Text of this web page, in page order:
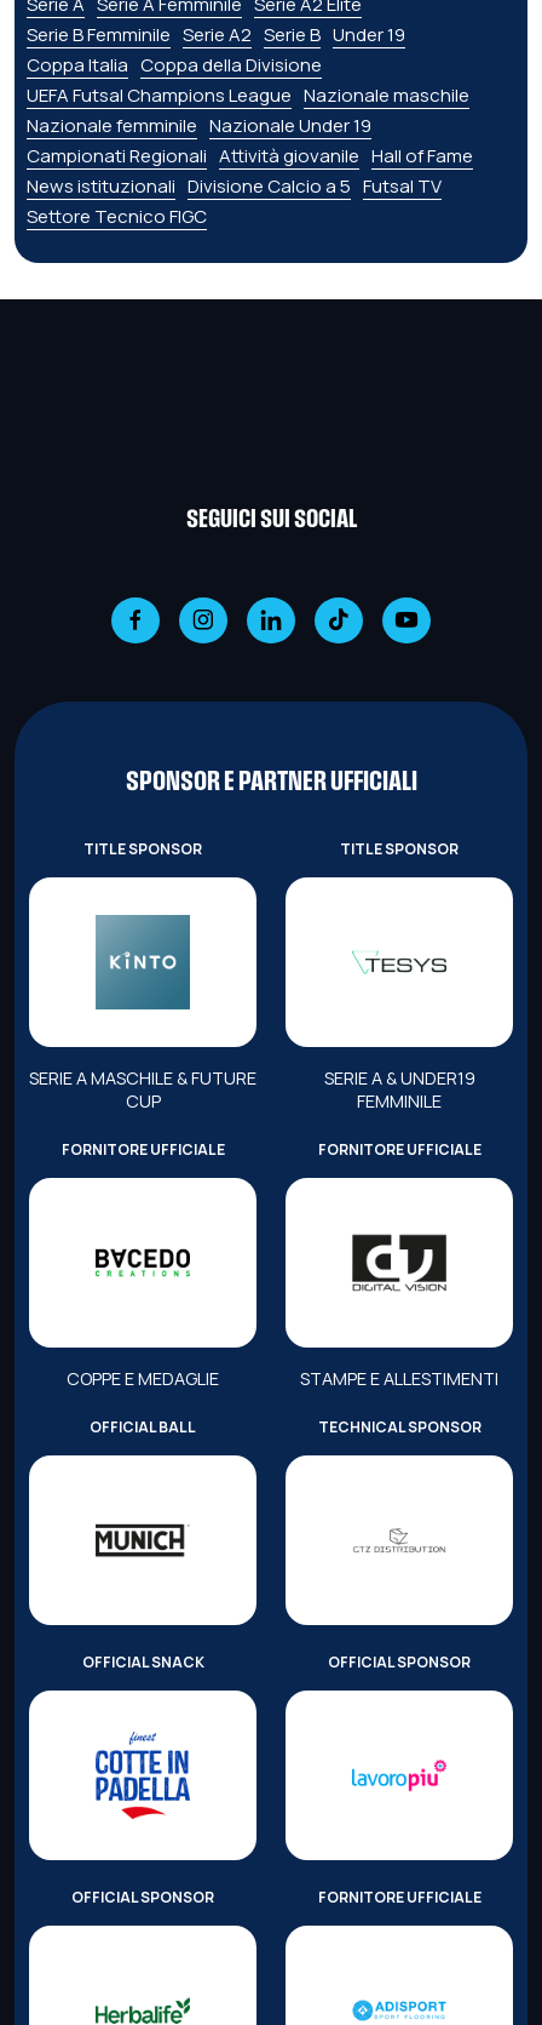
Serie B Femminile Serie A2 Serie B Under 19
Coppa Italia Coppa della Divisione
UEFA Futsal Champions League Nazionale maschile
Nazionale femminile Nazionale Under 19
Campionati Regionali Attività giovanile Hall of Fame
News istituzionali Divisione Calcio a 5 Futsal TV
Settore Tecnico FIGC
SEGUICI SUI SOCIAL
SPONSOR E PARTNER UFFICIALI
TITLE SPONSOR
SERIE A MASCHILE & FUTURE
CUP
TITLE SPONSOR
SERIE A & UNDER19
FEMMINILE
FORNITORE UFFICIALE
COPPE E MEDAGLIE
FORNITORE UFFICIALE
STAMPE E ALLESTIMENTI
OFFICIAL BALL TECHNICAL SPONSOR
OFFICIAL SNACK OFFICIAL SPONSOR
OFFICIAL SPONSOR FORNITORE UFFICIALE